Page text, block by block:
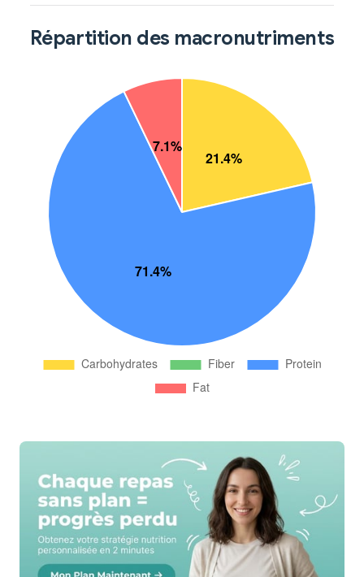
Répartition des macronutriments